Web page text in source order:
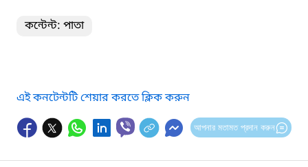
কন্টেন্ট: পাতা
এই কনটেন্টটি শেয়ার করতে ক্লিক করুন
আপনার মতামত প্রদান করুন